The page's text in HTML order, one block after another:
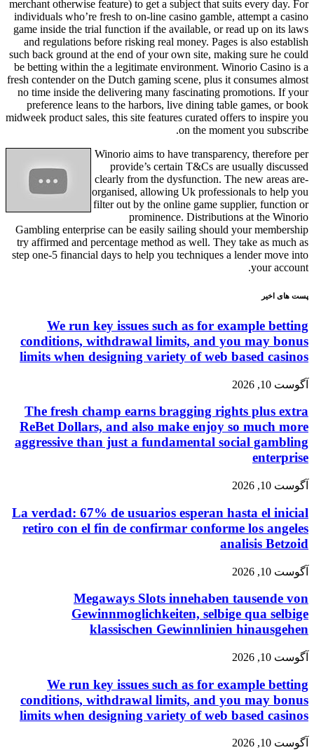
merchant otherwise feature) to get a subject that suits every day. For
individuals who’re fresh to on-line casino gamble, attempt a casino
game inside the trial function if the available, or read up on its laws
and regulations before risking real money. Pages is also establish
such back ground at the end of your own site, making sure he could
be betting within the a legitimate environment. Winorio Casino is a
fresh contender on the Dutch gaming scene, plus it consumes almost
no time inside the delivering many fascinating promotions. If your
preference leans to the harbors, live dining table games, or book
midweek product sales, this site features curated offers to inspire you
on the moment you subscribe.
Winorio aims to have transparency, therefore per
provide’s certain T&Cs are usually discussed
clearly from the dysfunction. The new areas are-
organised, allowing Uk professionals to help you
filter out by the online game supplier, function or
prominence. Distributions at the Winorio
Gambling enterprise can be easily sailing should your membership
try affirmed and percentage method as well. They take as much as
step one-5 financial days to help you techniques a lender move into
your account.
پست های اخیر
We run key issues such as for example betting
conditions, withdrawal limits, and you may bonus
limits when designing variety of web based casinos
آگوست 10, 2026
The fresh champ earns bragging rights plus extra
ReBet Dollars, and also make enjoy so much more
aggressive than just a fundamental social gambling
enterprise
آگوست 10, 2026
La verdad: 67% de usuarios esperan hasta el inicial
retiro con el fin de confirmar conforme los angeles
analisis Betzoid
آگوست 10, 2026
Megaways Slots innehaben tausende von
Gewinnmoglichkeiten, selbige qua selbige
klassischen Gewinnlinien hinausgehen
آگوست 10, 2026
We run key issues such as for example betting
conditions, withdrawal limits, and you may bonus
limits when designing variety of web based casinos
آگوست 10, 2026